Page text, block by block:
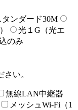
タンダード30M
光１G（光エ
のみ
い。
無線LAN中継器
メッシュWi-Fi（1